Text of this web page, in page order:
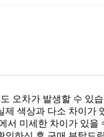
오차가 발생할 수 있
제 색상과 다소 차이가
서 미세한 차이가 있을